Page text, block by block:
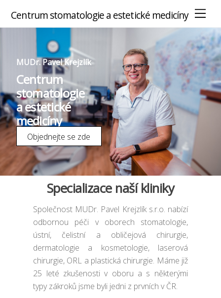
M
e
n
u
Centrum stomatologie a estetické medicíny
MUDr. Pavel Krejzlík
Centrum
stomatologie
a estetické
medicíny
Objednejte se zde
Specializace naší kliniky
Společnost MUDr. Pavel Krejzlík s.r.o. nabízí
odbornou péči v oborech stomatologie,
ústní, čelistní a obličejová chirurgie,
dermatologie a kosmetologie, laserová
chirurgie, ORL a plastická chirurgie. Máme již
25 leté zkušenosti v oboru a s některými
typy zákroků jsme byli jedni z prvních v ČR.